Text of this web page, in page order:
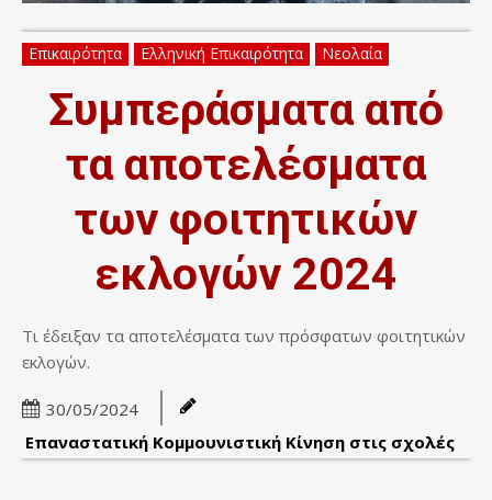
Επικαιρότητα Ελληνική Επικαιρότητα Νεολαία
Συμπεράσματα από
τα αποτελέσματα
των φοιτητικών
εκλογών 2024
Τι έδειξαν τα αποτελέσματα των πρόσφατων φοιτητικών
εκλογών.
30/05/2024
Επαναστατική Κομμουνιστική Κίνηση στις σχολές